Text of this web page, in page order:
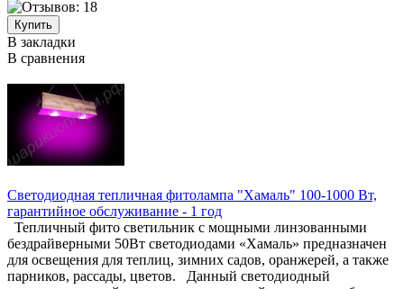
В закладки
В сравнения
Светодиодная тепличная фитолампа "Хамаль" 100-1000 Вт,
гарантийное обслуживание - 1 год
Тепличный фито светильник с мощными линзованными
бездрайверными 50Вт светодиодами «Хамаль» предназначен
для освещения для теплиц, зимних садов, оранжерей, а также
парников, рассады, цветов. Данный светодиодный